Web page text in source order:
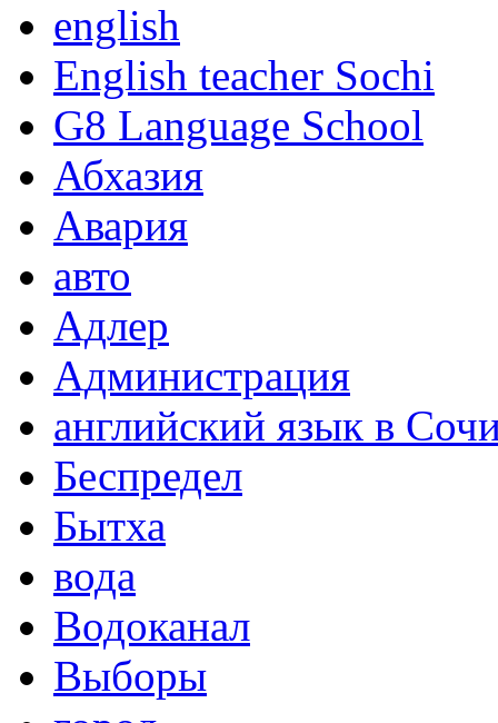
english
English teacher Sochi
G8 Language School
Абхазия
Авария
авто
Адлер
Администрация
английский язык в
Беспредел
Бытха
вода
Водоканал
Выборы